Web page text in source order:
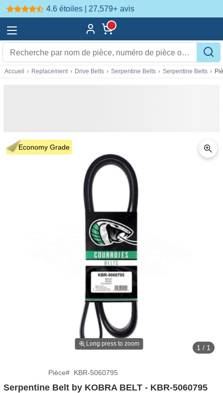
4.6 étoiles | 27,579+ avis
Accueil › Replacement › Drive Belts › Serpentine Belts › Serpentine Belts ›
Economy Grade
Long press to zoom 1 / 1
Pièce# KBR-5060795
Serpentine Belt by KOBRA BELT - KBR-5060795